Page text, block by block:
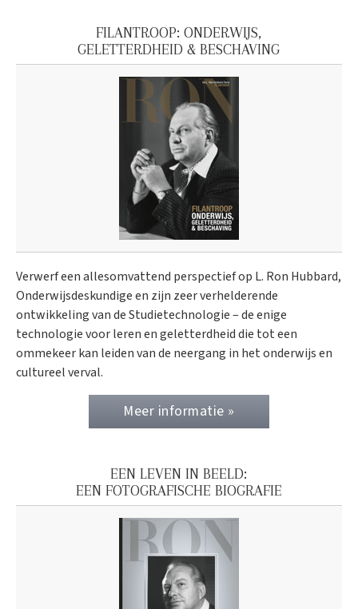
FILANTROOP: ONDERWIJS,
GELETTERDHEID & BESCHAVING
Verwerf een allesomvattend perspectief op L. Ron Hubbard,
Onderwijs­deskundige en zijn zeer verhelderende
ontwikkeling van de Studietechnologie – de enige
technologie voor leren en geletterdheid die tot een
ommekeer kan leiden van de neergang in het onderwijs en
cultureel verval.
Meer informatie »
EEN LEVEN IN BEELD:
EEN FOTOGRAFISCHE BIOGRAFIE